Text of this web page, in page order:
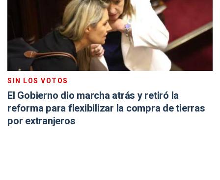
SIN LOS VOTOS
El Gobierno dio marcha atrás y retiró la
reforma para flexibilizar la compra de tierras
por extranjeros